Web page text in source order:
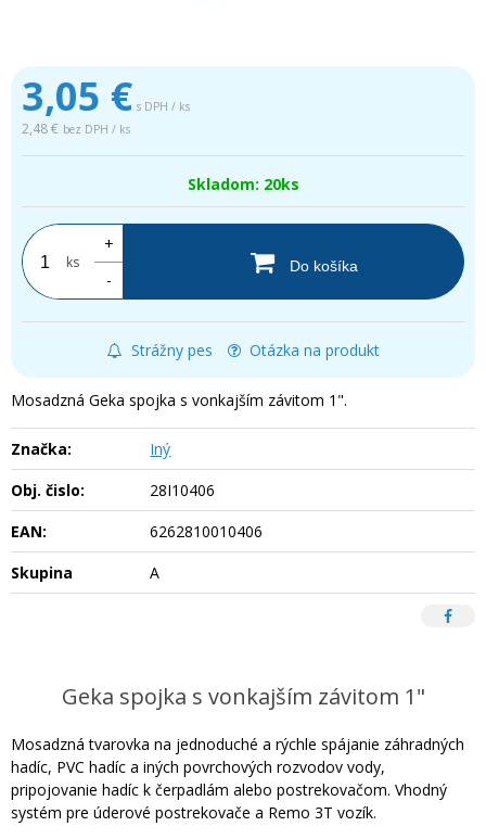
3,05 € s DPH / ks
2,48 € bez DPH / ks
Skladom: 20ks
ks
+
-
Do košíka
Strážny pes Otázka na produkt
Mosadzná Geka spojka s vonkajším závitom 1".
Značka:
Iný
Obj. čislo:
28I10406
EAN:
6262810010406
Skupina
A
Geka spojka s vonkajším závitom 1"
Mosadzná tvarovka na jednoduché a rýchle spájanie záhradných
hadíc, PVC hadíc a iných povrchových rozvodov vody,
pripojovanie hadíc k čerpadlám alebo postrekovačom. Vhodný
systém pre úderové postrekovače a Remo 3T vozík.